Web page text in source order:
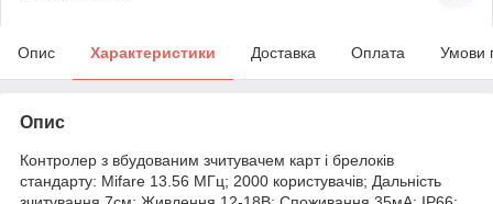
Опис Характеристики Доставка Оплата Умови
Опис
Контролер з вбудованим зчитувачем карт і брелоків
стандарту: Mifare 13.56 МГц; 2000 користувачів; Дальність